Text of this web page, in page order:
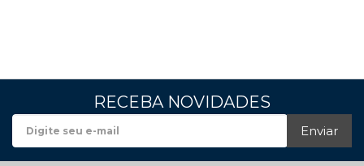
RECEBA NOVIDADES
Enviar